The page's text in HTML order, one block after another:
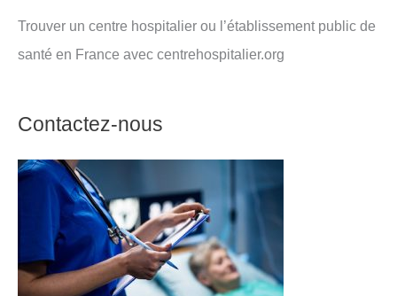
Trouver un centre hospitalier ou l’établissement public de
santé en France avec centrehospitalier.org
Contactez-nous